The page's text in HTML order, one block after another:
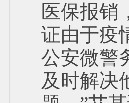
医保报销
证由于疫
公安微警
及时解决